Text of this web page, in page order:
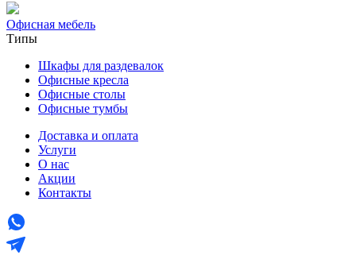
Офисная мебель
Типы
Шкафы для раздевалок
Офисные кресла
Офисные столы
Офисные тумбы
Доставка и оплата
Услуги
О нас
Акции
Контакты